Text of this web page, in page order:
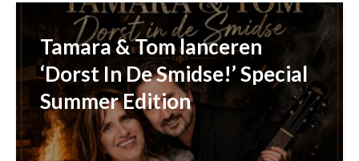
Tamara & Tom lanceren
‘Dorst In De Smidse!’ Special
Summer Edition